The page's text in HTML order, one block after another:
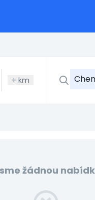
+ km
žádnou